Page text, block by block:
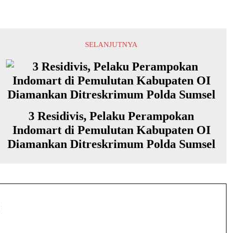
SELANJUTNYA
3 Residivis, Pelaku Perampokan
Indomart di Pemulutan Kabupaten OI
Diamankan Ditreskrimum Polda Sumsel